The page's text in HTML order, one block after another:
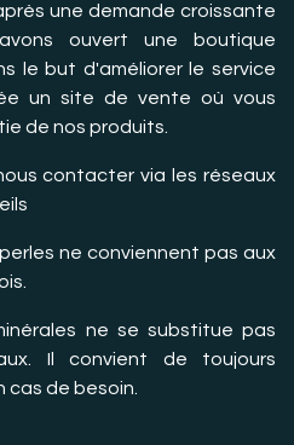
une demande croissante
ouvert une boutique
le but d'améliorer le service
un site de vente où vous
de nos produits.
contacter via les réseaux
ne conviennent pas aux
ne se substitue pas
Il convient de toujours
cas de besoin.